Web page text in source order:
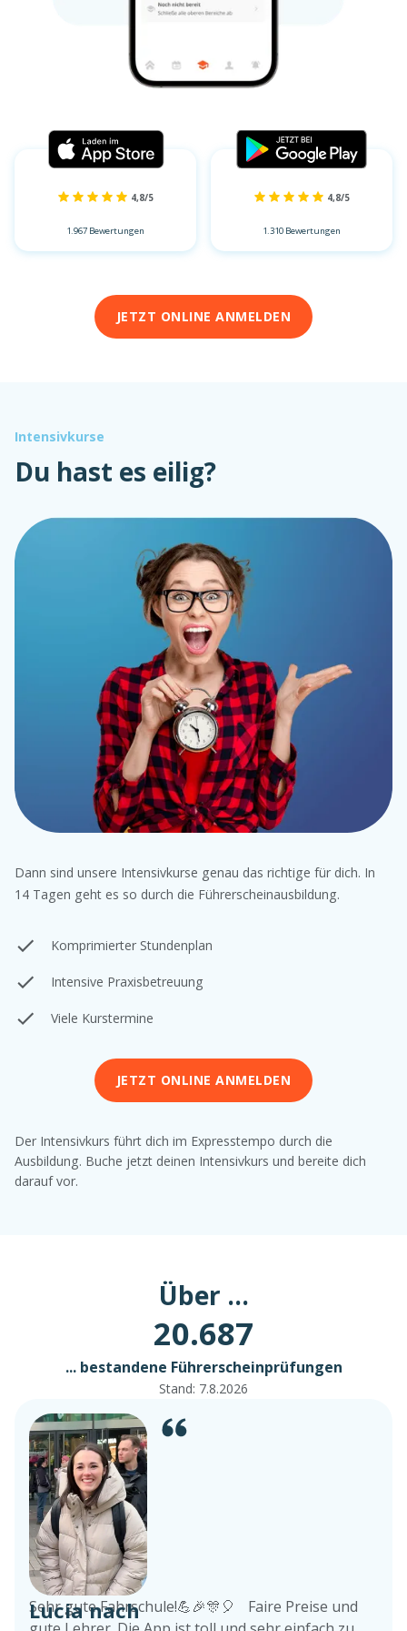
4,8/5
1.967 Bewertungen
4,8/5
1.310 Bewertungen
JETZT ONLINE ANMELDEN
Intensivkurse
Du hast es eilig?
Dann sind unsere Intensivkurse genau das richtige für dich. In
14 Tagen geht es so durch die Führerscheinausbildung.
Komprimierter Stundenplan
Intensive Praxisbetreuung
Viele Kurstermine
JETZT ONLINE ANMELDEN
Der Intensivkurs führt dich im Expresstempo durch die
Ausbildung. Buche jetzt deinen Intensivkurs und bereite dich
darauf vor.
Über ...
20.687
... bestandene Führerscheinprüfungen
Stand: 7.8.2026
Lucia nach
Sehr gute Fahrschule!💪🎉🎊🎈 Faire Preise und